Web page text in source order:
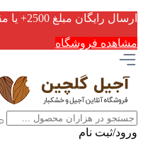
ارسال رایگان مبلغ 2500+ یا مقصدشاهین شهر
مشاهده فروشگاه
ورود/ثبت نام